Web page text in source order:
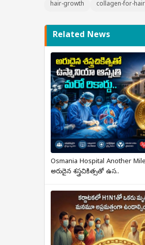
hair-growth
collagen-for-
Related News
Osmania Hospital Another
అరుదైన శస్త్రచికిత్సతో ఉస..